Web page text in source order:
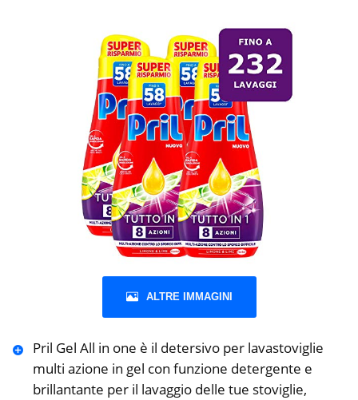
ALTRE IMMAGINI
Pril Gel All in one è il detersivo per lavastoviglie
multi azione in gel con funzione detergente e
brillantante per il lavaggio delle tue stoviglie,